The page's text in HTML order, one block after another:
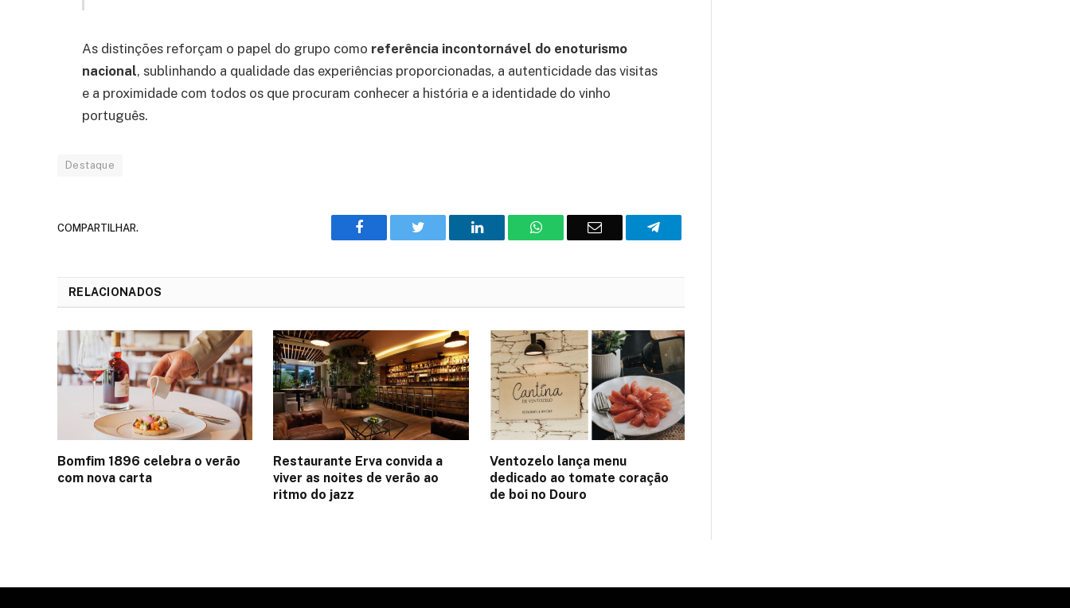
As distinções reforçam o papel do grupo como referência incontornável do enoturismo
nacional, sublinhando a qualidade das experiências proporcionadas, a autenticidade das visitas
e a proximidade com todos os que procuram conhecer a história e a identidade do vinho
português.
Destaque
COMPARTILHAR. Facebook Twitter
O
WhatsAppE-
Telegrama
RELACIONADOS
Bomfim 1896 celebra o verão
com nova carta
Restaurante Erva convida a
viver as noites de verão ao
ritmo do jazz
Ventozelo lança menu
dedicado ao tomate coração
de boi no Douro